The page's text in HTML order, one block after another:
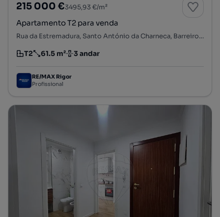
215 000 €3495,93 €/m²
Apartamento T2 para venda
Rua da Estremadura, Santo António da Charneca, Barreiro, Setúbal
Tipologia
T2
Preço por metro quadrado
61.5 m²
Andar 3 andar
RE/MAX Rigor
Profissional